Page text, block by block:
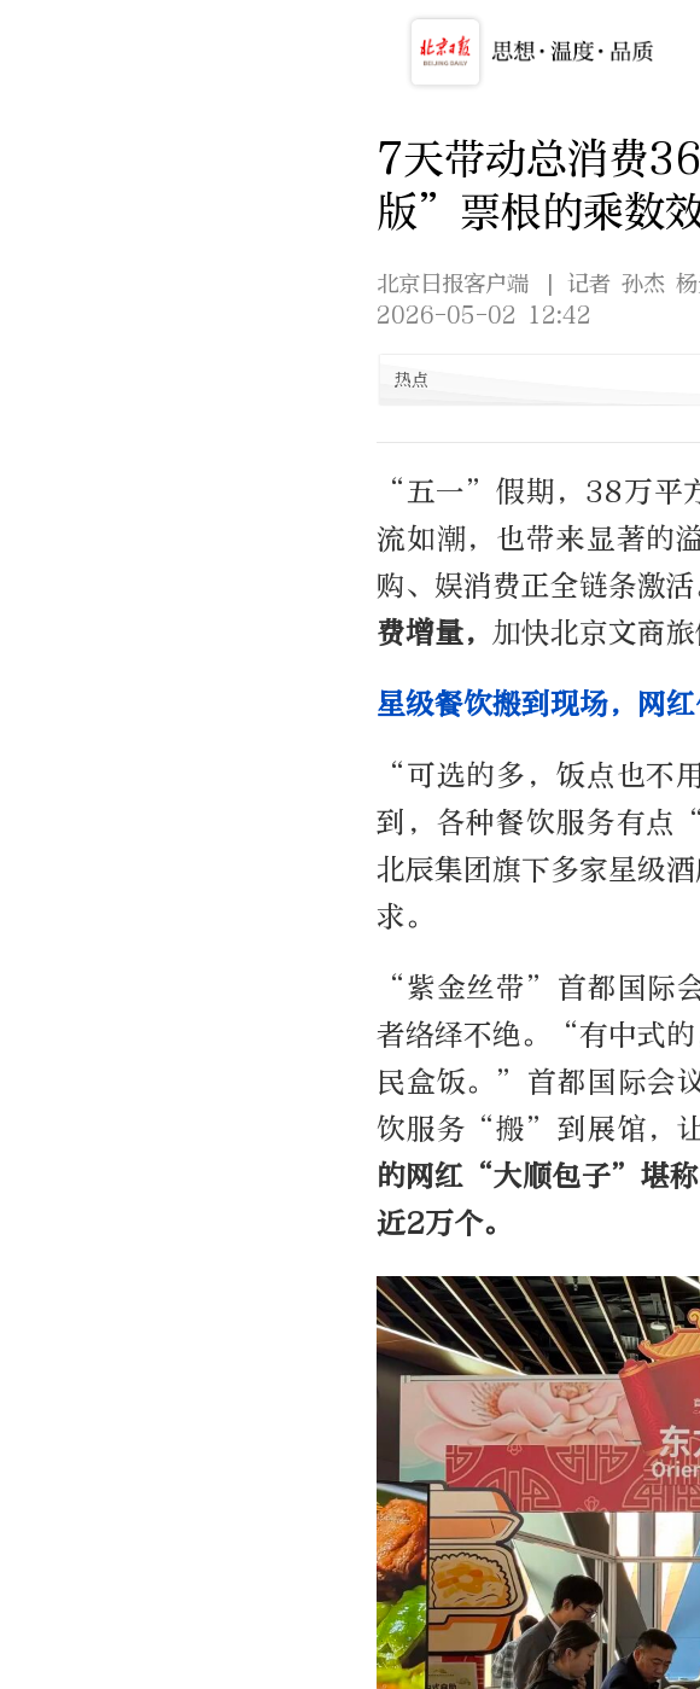
7天带动总消费
版”票根的乘数
北京日报客户端
| 记者 孙杰 杨
2026-05-02 12:42
热点
“五一”假期，38万平
流如潮，也带来显著的
购、娱消费正全链条激活
费增量， 加快北京文商
星级餐饮搬到现场，网
“可选的多，饭点也不
到，各种餐饮服务有点
北辰集团旗下多家星级
求。
“紫金丝带”首都国际
者络绎不绝。“有中式的
民盒饭。”首都国际会
饮服务“搬”到展馆，让
的网红“大顺包子”堪
近2万个。